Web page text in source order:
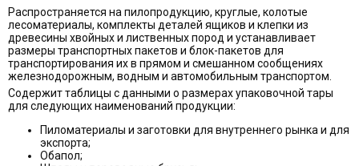
Распространяется на пилопродукцию, круглые, колотые
лесоматериалы, комплекты деталей ящиков и клепки из
древесины хвойных и лиственных пород и устанавливает
размеры транспортных пакетов и блок-пакетов для
транспортирования их в прямом и смешанном сообщениях
железнодорожным, водным и автомобильным транспортом.
Содержит таблицы с данными о размерах упаковочной тары
для следующих наименований продукции:
Пиломатериалы и заготовки для внутреннего рынка и для
экспорта;
Обапол;